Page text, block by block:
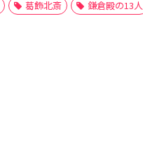
葛飾北斎 鎌倉殿の13人